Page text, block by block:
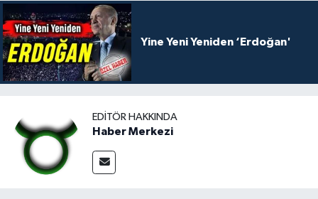
Yine Yeni Yeniden ‘Erdoğan'
EDITÖR HAKKINDA
Haber Merkezi